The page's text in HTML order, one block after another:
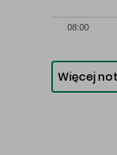
08:00
Więcej